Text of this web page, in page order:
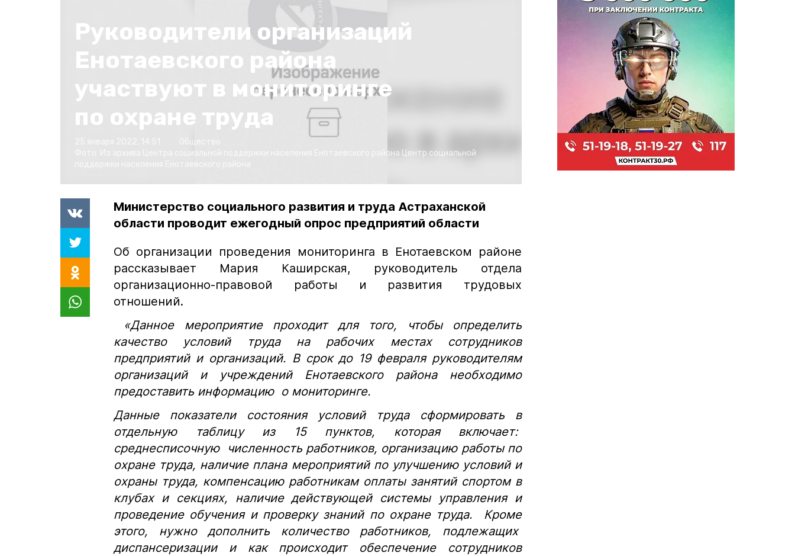
Руководители организаций
Енотаевского района
участвуют в мониторинге
по охране труда
Общество
Из архива Центра социальной поддержки населения Енотаевского района Центр социальной
Министерство социального развития и труда Астраханской
области проводит ежегодный опрос предприятий области
Об организации проведения мониторинга в Енотаевском районе
рассказывает Мария Каширская, руководитель отдела
организационно-правовой работы и развития трудовых
отношений.
«Данное мероприятие проходит для того, чтобы определить
качество условий труда на рабочих местах сотрудников
предприятий и организаций. В срок до 19 февраля руководителям
организаций и учреждений Енотаевского района необходимо
предоставить информацию о мониторинге.
Данные показатели состояния условий труда сформировать в
отдельную таблицу из 15 пунктов, которая включает:
среднесписочную численность работников, организацию работы по
охране труда, наличие плана мероприятий по улучшению условий и
охраны труда, компенсацию работникам оплаты занятий спортом в
клубах и секциях, наличие действующей системы управления и
проведение обучения и проверку знаний по охране труда. Кроме
этого, нужно дополнить количество работников, подлежащих
диспансеризации и как происходит обеспечение сотрудников